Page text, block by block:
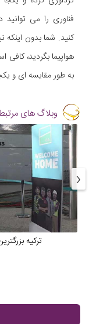
فناوری را می
کنید. شما بدون
هواپیما بگردید،
به طور مقایسه ای و
وبلاگ های
ترکیه
‹